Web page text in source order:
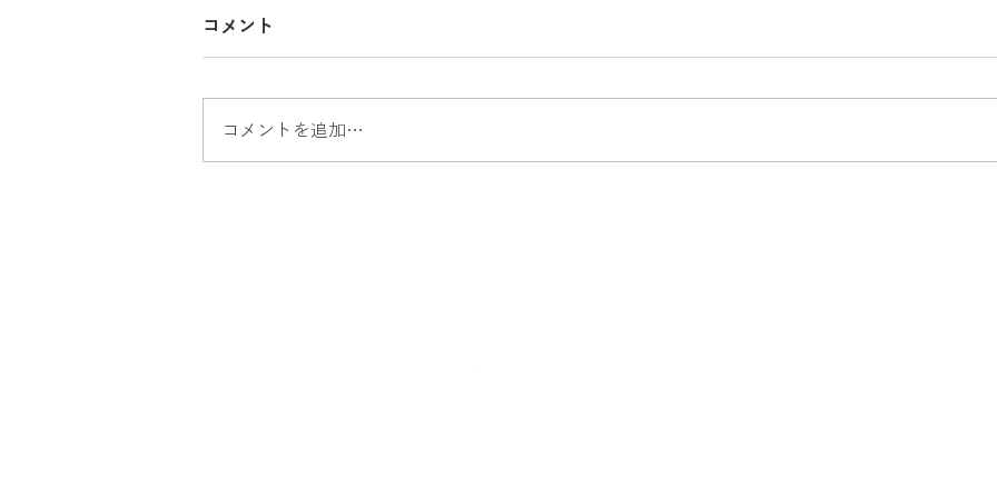
コメント
コメントを追加…